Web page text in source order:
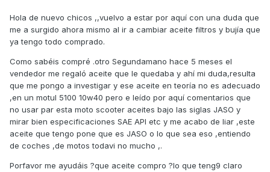
Hola de nuevo chicos ,,vuelvo a estar por aquí con una duda que
me a surgido ahora mismo al ir a cambiar aceite filtros y bujía que
ya tengo todo comprado.
Como sabéis compré .otro Segundamano hace 5 meses el
vendedor me regaló aceite que le quedaba y ahí mi duda,resulta
que me pongo a investigar y ese aceite en teoría no es adecuado
,en un motul 5100 10w40 pero e leído por aquí comentarios que
no usar par esta moto scooter aceites bajo las siglas JASO y
mirar bien especificaciones SAE API etc y me acabo de liar ,este
aceite que tengo pone que es JASO o lo que sea eso ,entiendo
de coches ,de motos todavi no mucho ,.
Porfavor me ayudáis ?que aceite compro ?lo que teng9 claro